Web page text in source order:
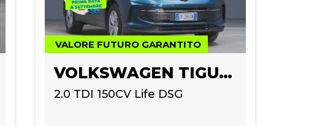
VALORE FUTURO GARANTITO
VOLKSWAGEN TIGUAN
2.0 TDI 150CV Life DSG